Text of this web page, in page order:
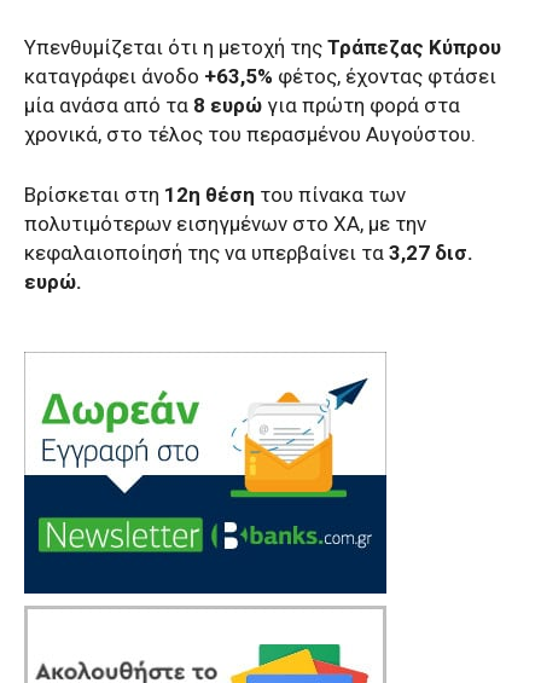
Υπενθυμίζεται ότι η μετοχή της Τράπεζας Κύπρου
καταγράφει άνοδο +63,5% φέτος, έχοντας φτάσει
μία ανάσα από τα 8 ευρώ για πρώτη φορά στα
χρονικά, στο τέλος του περασμένου Αυγούστου.
Βρίσκεται στη 12η θέση του πίνακα των
πολυτιμότερων εισηγμένων στο ΧΑ, με την
κεφαλαιοποίησή της να υπερβαίνει τα 3,27 δισ.
ευρώ.